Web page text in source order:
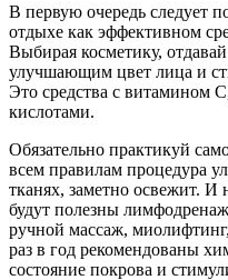
В первую очередь следует
отдыхе как эффективном
Выбирая косметику,
улучшающим цвет лица и
Это средства с витамином
кислотами.
Обязательно практикуй
всем правилам процедура
тканях, заметно освежит.
будут полезны
ручной массаж,
раз в год рекомендованы
состояние покрова и